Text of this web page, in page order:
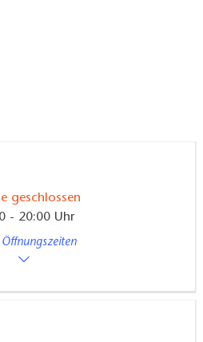
geschlossen
- 20:00 Uhr